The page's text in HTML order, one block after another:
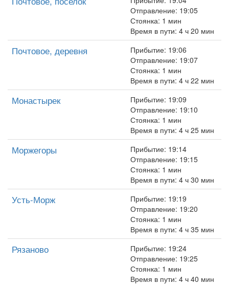
Отправление: 19:05
Стоянка: 1 мин
Время в пути: 4 ч 20 мин
Почтовое, деревня
Прибытие: 19:06
Отправление: 19:07
Стоянка: 1 мин
Время в пути: 4 ч 22 мин
Монастырек
Прибытие: 19:09
Отправление: 19:10
Стоянка: 1 мин
Время в пути: 4 ч 25 мин
Моржегоры
Прибытие: 19:14
Отправление: 19:15
Стоянка: 1 мин
Время в пути: 4 ч 30 мин
Усть-Морж
Прибытие: 19:19
Отправление: 19:20
Стоянка: 1 мин
Время в пути: 4 ч 35 мин
Рязаново
Прибытие: 19:24
Отправление: 19:25
Стоянка: 1 мин
Время в пути: 4 ч 40 мин